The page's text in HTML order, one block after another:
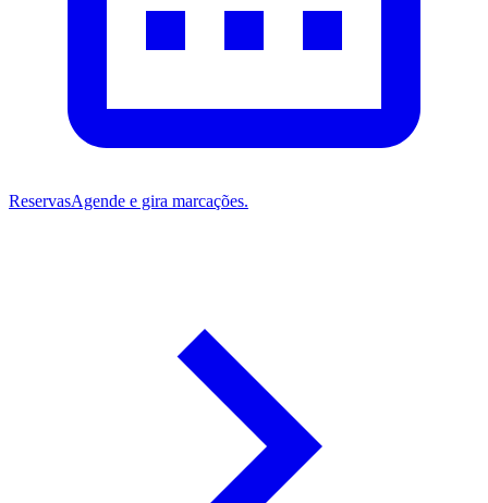
ReservasAgende e gira marcações.